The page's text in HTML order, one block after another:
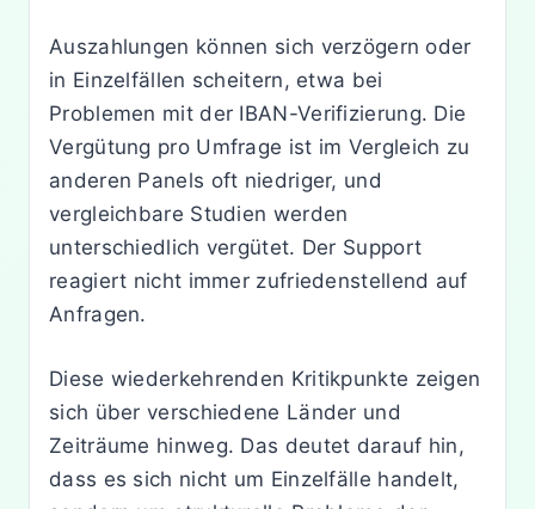
Auszahlungen können sich verzögern oder
in Einzelfällen scheitern, etwa bei
Problemen mit der IBAN-Verifizierung. Die
Vergütung pro Umfrage ist im Vergleich zu
anderen Panels oft niedriger, und
vergleichbare Studien werden
unterschiedlich vergütet. Der Support
reagiert nicht immer zufriedenstellend auf
Anfragen.
Diese wiederkehrenden Kritikpunkte zeigen
sich über verschiedene Länder und
Zeiträume hinweg. Das deutet darauf hin,
dass es sich nicht um Einzelfälle handelt,